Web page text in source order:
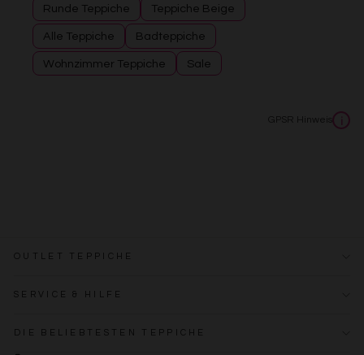
Runde Teppiche Teppiche Beige
Alle Teppiche Badteppiche
Wohnzimmer Teppiche Sale
GPSR Hinweis i
OUTLET TEPPICHE
SERVICE & HILFE
DIE BELIEBTESTEN TEPPICHE